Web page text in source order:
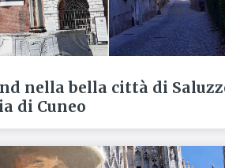
nella bella città di
di Cuneo